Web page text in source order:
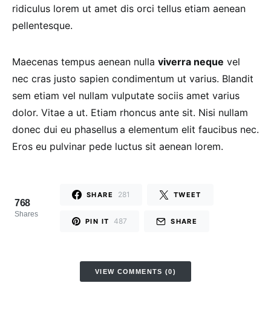
ridiculus lorem ut amet dis orci tellus etiam aenean
pellentesque.
Maecenas tempus aenean nulla viverra neque vel
nec cras justo sapien condimentum ut varius. Blandit
sem etiam vel nullam vulputate sociis amet varius
dolor. Vitae a ut. Etiam rhoncus ante sit. Nisi nullam
donec dui eu phasellus a elementum elit faucibus nec.
Eros eu pulvinar pede luctus sit aenean lorem.
768
Shares
SHARE 281 TWEET
PIN IT 487 SHARE
VIEW COMMENTS (0)